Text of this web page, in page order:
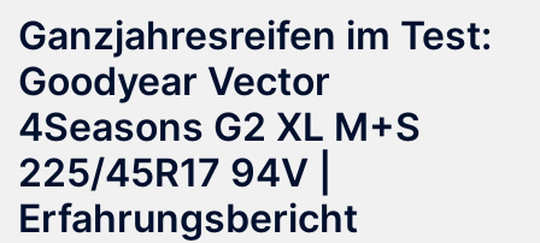
Ganzjahresreifen im Test:
Goodyear Vector
4Seasons G2 XL M+S
225/45R17 94V |
Erfahrungsbericht